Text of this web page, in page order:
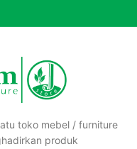
toko mebel / furniture
produk